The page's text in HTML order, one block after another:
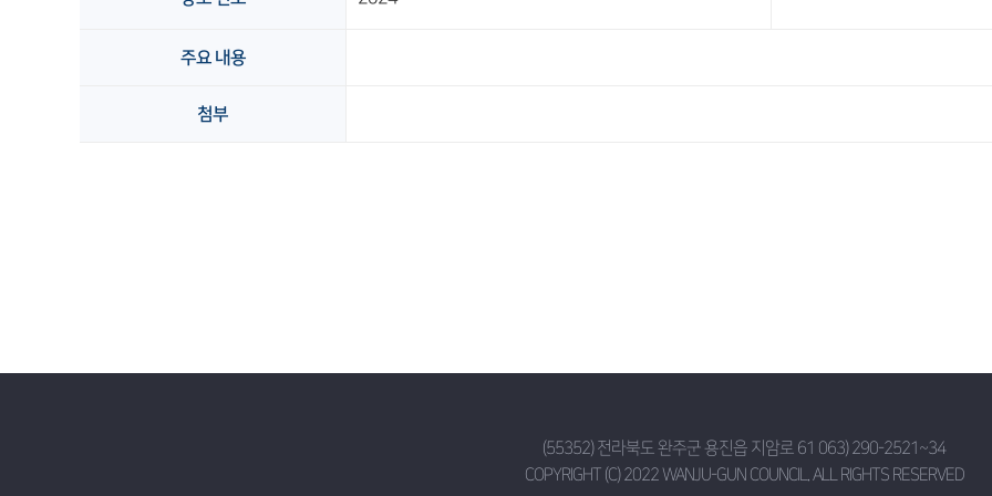
주요 내용
첨부
(55352) 전라북도 완주군 용진읍 지암로 61 063) 290-2521~34
COPYRIGHT (C) 2022 WANJU-GUN COUNCIL. ALL RIGHTS RESERVED